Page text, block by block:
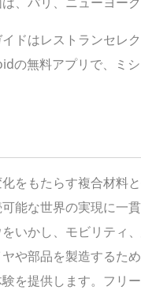
ドはレストランセレ
の無料アプリで、ミ
をもたらす複合材料
能な世界の実現に一
いかし、モビリティ
や部品を製造するた
を提供します。フリ